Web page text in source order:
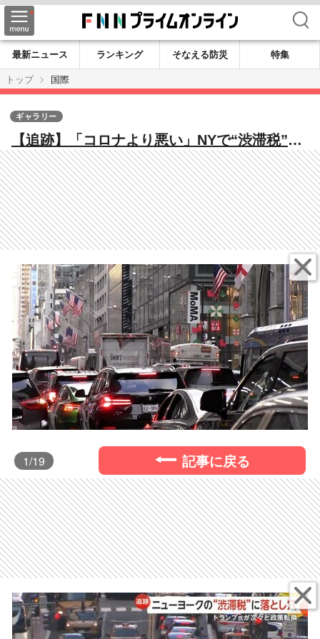
検索
最新ニュース ランキング そなえる防災
特集
トップ
国際
【追跡】「コロナより悪い」NYで“渋滞税”導
入の落とし穴とは？鉄道の“全車両に警察官配
置”…治安悪化に老朽化問題 トランプ氏の動
き注目「最初の1週間で廃止する」
ギャラリー
1/19 記事に戻る